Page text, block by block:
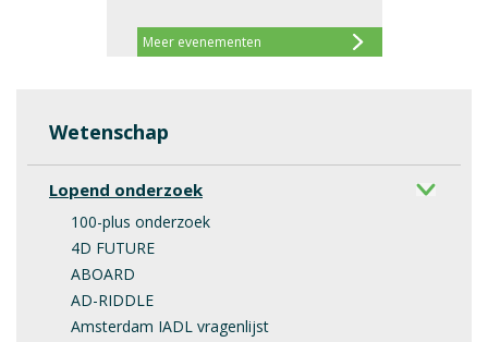
Wetenschap
Lopend onderzoek
100-plus onderzoek
4D FUTURE
ABOARD
AD-RIDDLE
Amsterdam IADL vragenlijst
Meer evenementen